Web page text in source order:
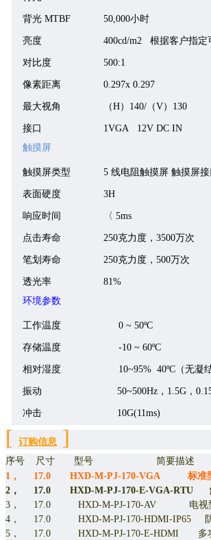
背光 MTBF 50,000小时
亮度 400cd/m2 根据客户指定
对比度 500:1
像素距离 0.297x 0.297
最大视角 （H） 140/ （V） 130
接口
1VGA 12V DC IN
触摸屏
触摸屏类型 5线电阻触摸屏 触摸屏
表面硬度 3H
响应时间 〈 5ms
点击寿命 250克力度，3500万次
笔划寿命 250克力度，500万次
透光率
81%
环境参数
工作温度 0 ~ 50ºC
存储温度 -10 ~ 60ºC
相对湿度 10~95% 40ºC（无凝结
振动 50~500Hz，1.5G，
冲击 10G(11ms)
[ 订购信息 ]
序号 尺寸 型号 简要描述
1，
17.0 HXD-M-PJ-170-VGA 标准
2， 17.0 HXD-M-PJ-170-E-VGA-RTU
3 ， 17.0 HXD-M-PJ-170-AV
电视
4 ， 17.0 HXD-M-PJ-170-HDMI-IP65
5 ， 17.0 HXD-M-PJ-170-E-HDMI
多